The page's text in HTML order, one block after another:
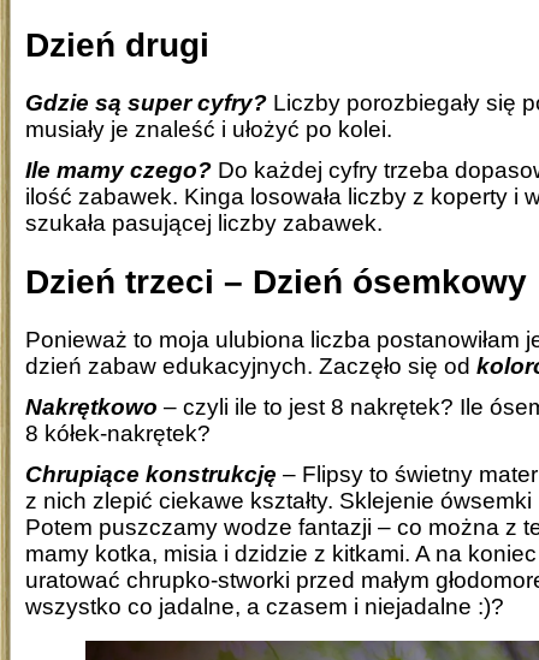
Dzień drugi
Gdzie są super cyfry? Liczby porozbiegały się
musiały je znaleść i ułożyć po kolei.
Ile mamy czego? Do każdej cyfry trzeba
ilość zabawek. Kinga losowała liczby z koperty i
szukała pasującej liczby zabawek.
Dzień trzeci – Dzień ósemkowy
Ponieważ to moja ulubiona liczba postanowiłam
dzień zabaw edukacyjnych. Zaczęło się od
Nakrętkowo – czyli ile to jest 8 nakrętek? Ile
8 kółek-nakrętek?
Chrupiące konstrukcję – Flipsy to świetny
z nich zlepić ciekawe kształty. Sklejenie
Potem puszczamy wodze fantazji – co można z
mamy kotka, misia i dzidzie z kitkami. A na
uratować chrupko-stworki przed małym
wszystko co jadalne, a czasem i niejadalne :)?